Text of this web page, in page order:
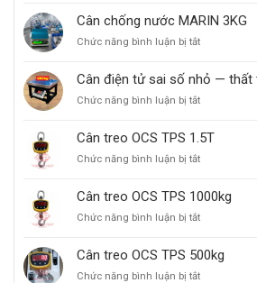
200KG
Biến
Lực
100KG
Cân chống nước MARIN 3KG
Chức năng bình luận bị tắt
chống
nước
Cân điện tử sai số nhỏ — thất
Chức năng bình luận bị tắt
điện
tử
nhỏ
lớn
Cân treo OCS TPS 1.5T
Chức năng bình luận bị tắt
treo
OCS
Cân treo OCS TPS 1000kg
Chức năng bình luận bị tắt
treo
OCS
Cân treo OCS TPS 500kg
Chức năng bình luận bị tắt